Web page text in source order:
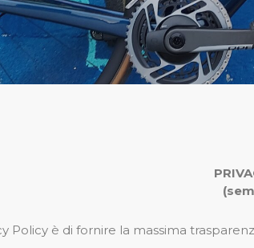
Policy è di fornire la massima